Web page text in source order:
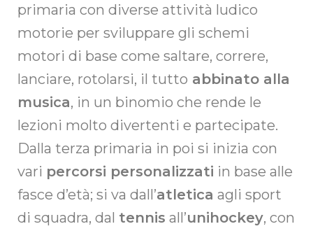
primaria con diverse attività ludico
motorie per sviluppare gli schemi
motori di base come saltare, correre,
lanciare, rotolarsi, il tutto abbinato alla
musica, in un binomio che rende le
lezioni molto divertenti e partecipate.
Dalla terza primaria in poi si inizia con
vari percorsi personalizzati in base alle
fasce d’età; si va dall’atletica agli sport
di squadra, dal tennis all’unihockey, con